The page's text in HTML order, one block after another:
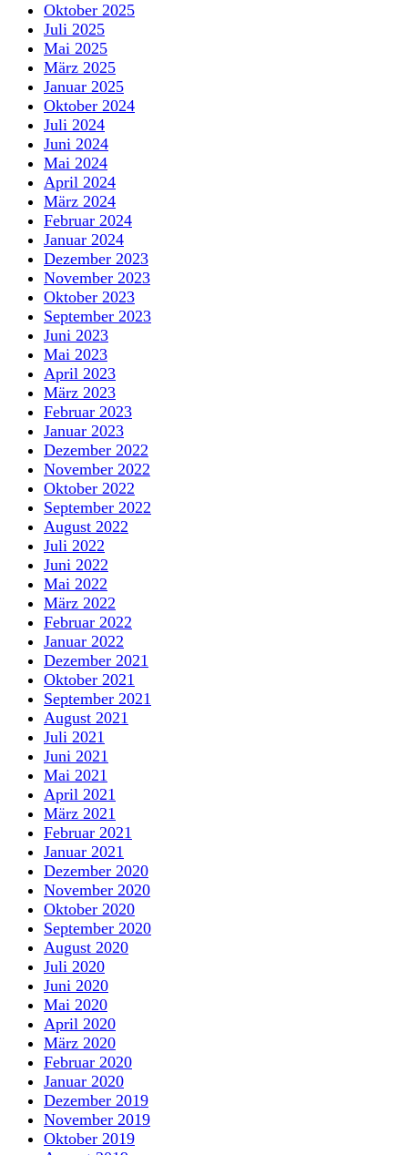
Oktober 2025
Juli 2025
Mai 2025
März 2025
Januar 2025
Oktober 2024
Juli 2024
Juni 2024
Mai 2024
April 2024
März 2024
Februar 2024
Januar 2024
Dezember 2023
November 2023
Oktober 2023
September 2023
Juni 2023
Mai 2023
April 2023
März 2023
Februar 2023
Januar 2023
Dezember 2022
November 2022
Oktober 2022
September 2022
August 2022
Juli 2022
Juni 2022
Mai 2022
März 2022
Februar 2022
Januar 2022
Dezember 2021
Oktober 2021
September 2021
August 2021
Juli 2021
Juni 2021
Mai 2021
April 2021
März 2021
Februar 2021
Januar 2021
Dezember 2020
November 2020
Oktober 2020
September 2020
August 2020
Juli 2020
Juni 2020
Mai 2020
April 2020
März 2020
Februar 2020
Januar 2020
Dezember 2019
November 2019
Oktober 2019